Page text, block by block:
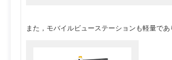
また，モバイルビューステーションも軽量で